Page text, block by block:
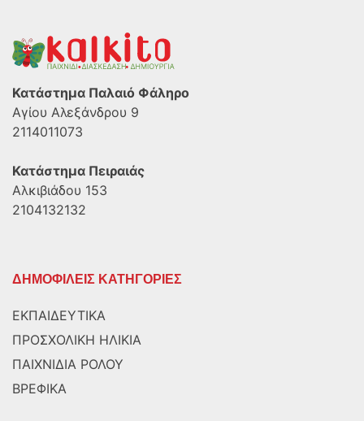
Κατάστημα Παλαιό Φάληρο
Αγίου Αλεξάνδρου 9
2114011073
Κατάστημα Πειραιάς
Αλκιβιάδου 153
2104132132
ΔΗΜΟΦΙΛΕΙΣ ΚΑΤΗΓΟΡΙΕΣ
ΕΚΠΑΙΔΕΥΤΙΚΑ
ΠΡΟΣΧΟΛΙΚΗ ΗΛΙΚΙΑ
ΠΑΙΧΝΙΔΙΑ ΡΟΛΟΥ
ΒΡΕΦΙΚΑ